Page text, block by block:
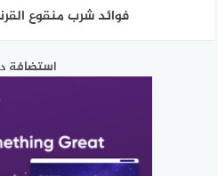
فوائد شرب منقوع
استضافة